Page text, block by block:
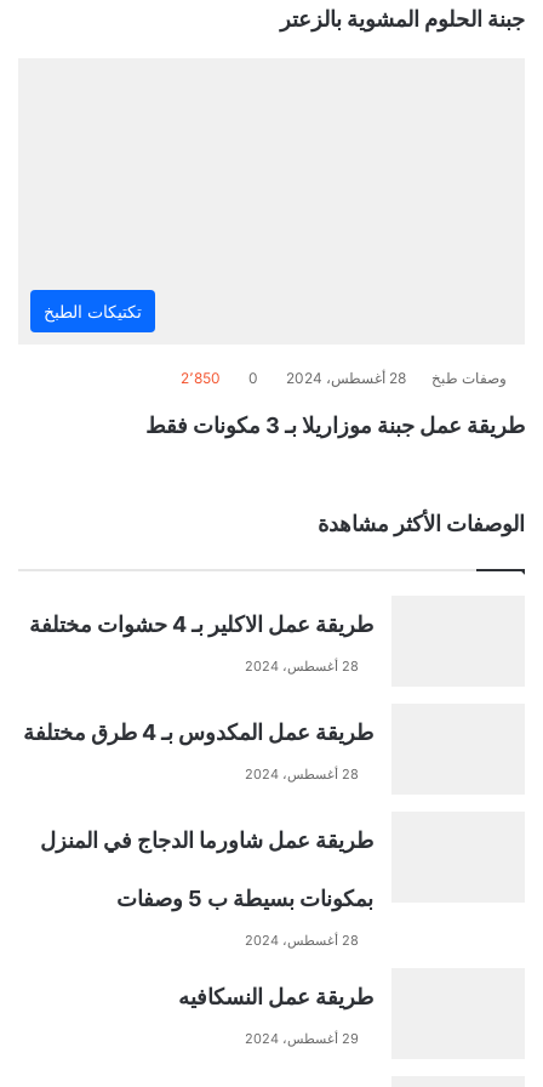
جبنة الحلوم المشوية بالزعتر
تكتيكات الطبخ
وصفات طبخ 28 أغسطس، 2024 0 2٬850
طريقة عمل جبنة موزاريلا بـ 3 مكونات فقط
الوصفات الأكثر مشاهدة
طريقة عمل الاكلير بـ 4 حشوات مختلفة
28 أغسطس، 2024
طريقة عمل المكدوس بـ 4 طرق مختلفة
28 أغسطس، 2024
طريقة عمل شاورما الدجاج في المنزل
بمكونات بسيطة ب 5 وصفات
28 أغسطس، 2024
طريقة عمل النسكافيه
29 أغسطس، 2024